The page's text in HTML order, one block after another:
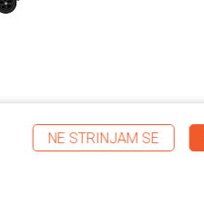
NE STRINJAM SE